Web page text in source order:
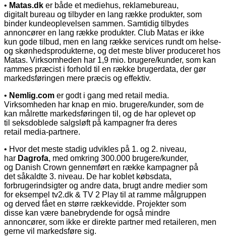
• Matas.dk er både et mediehus, reklamebureau,
digitalt bureau og tilbyder en lang række produkter, som
binder kundeoplevelsen sammen. Samtidig tilbydes
annoncører en lang række produkter. Club Matas er ikke
kun gode tilbud, men en lang række services rundt om helse-
og skønhedsprodukterne, og det meste bliver produceret hos
Matas. Virksomheden har 1,9 mio. brugere/kunder, som kan
rammes præcist i forhold til en række brugerdata, der gør
markedsføringen mere præcis og effektiv.
• Nemlig.com er godt i gang med retail media.
Virksomheden har knap en mio. brugere/kunder, som de
kan målrette markedsføringen til, og de har oplevet op
til seksdoblede salgsløft på kampagner fra deres
retail media-partnere.
• Hvor det meste stadig udvikles på 1. og 2. niveau,
har Dagrofa, med omkring 300.000 brugere/kunder,
og Danish Crown gennemført en række kampagner på
det såkaldte 3. niveau. De har koblet købsdata,
forbrugerindsigter og andre data, brugt andre medier som
for eksempel tv2.dk & TV 2 Play til at ramme målgruppen
og derved fået en større rækkevidde. Projekter som
disse kan være banebrydende for også mindre
annoncører, som ikke er direkte partner med retaileren, men
gerne vil markedsføre sig.